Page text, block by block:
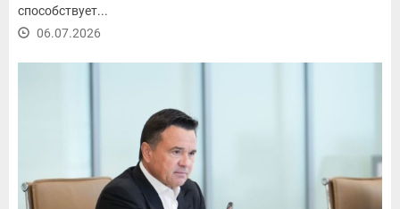
способствует...
06.07.2026